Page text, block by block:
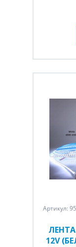
Артикул:
ЛЕНТА
12V